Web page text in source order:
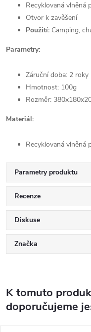
Recyklovaná vlněná
Otvor k zavěšení
Použití: Camping,
Parametry:
Záruční doba: 2 roky
Hmotnost: 100g
Rozměr:
Materiál:
Recyklovaná vlněná
Parametry produktu
Recenze
Diskuse
Značka
K tomuto
doporučujeme